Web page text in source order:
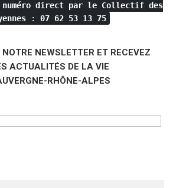
numéro direct par le Collectif des
: 07 62 53 13 75
NEWSLETTER ET RECEVEZ
ACTUALITÉS DE LA VIE
RHÔNE-ALPES